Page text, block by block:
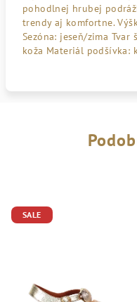
pohodlnej hrubej
trendy aj komfortne.
Sezóna: jeseň/zima
koža Materiál podšívka:
SALE